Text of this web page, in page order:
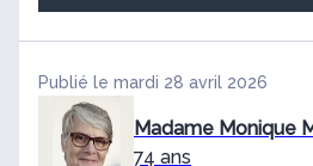
Publié le mardi 28 avril 2026
Madame Monique
74 ans